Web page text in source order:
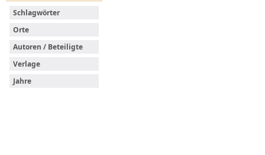
Schlagwörter
Orte
Autoren / Beteiligte
Verlage
Jahre